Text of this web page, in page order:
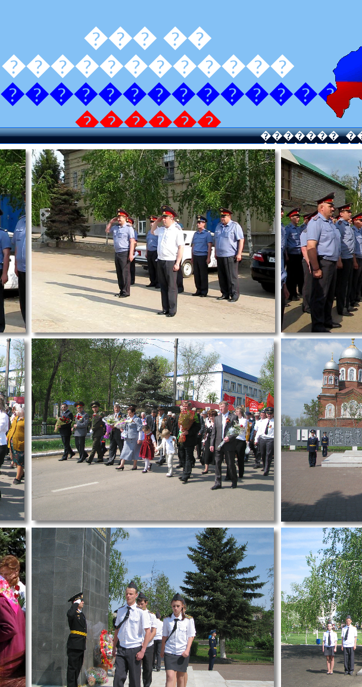
�����
������������
��������������
������ �������
�������